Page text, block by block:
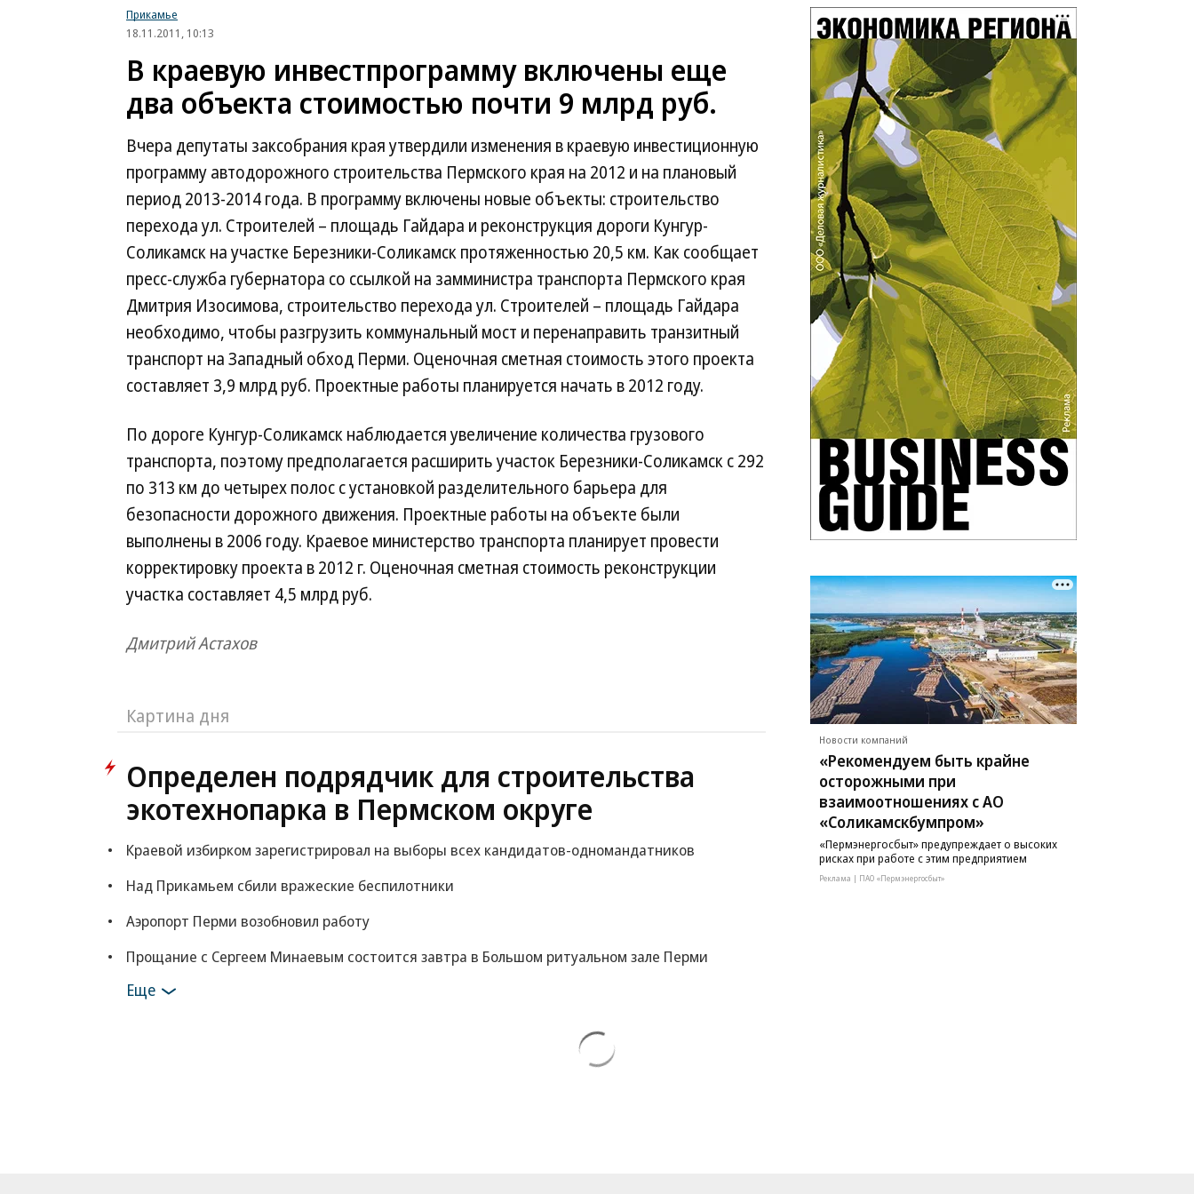
Прикамье
18.11.2011, 10:13
В краевую инвестпрограмму включены еще
два объекта стоимостью почти 9 млрд руб.
Вчера депутаты заксобрания края утвердили изменения в краевую инвестиционную
программу автодорожного строительства Пермского края на 2012 и на плановый
период 2013-2014 года. В программу включены новые объекты: строительство
перехода ул. Строителей – площадь Гайдара и реконструкция дороги Кунгур-
Соликамск на участке Березники-Соликамск протяженностью 20,5 км. Как сообщает
пресс-служба губернатора со ссылкой на замминистра транспорта Пермского края
Дмитрия Изосимова, строительство перехода ул. Строителей – площадь Гайдара
необходимо, чтобы разгрузить коммунальный мост и перенаправить транзитный
транспорт на Западный обход Перми. Оценочная сметная стоимость этого проекта
составляет 3,9 млрд руб. Проектные работы планируется начать в 2012 году.
По дороге Кунгур-Соликамск наблюдается увеличение количества грузового
транспорта, поэтому предполагается расширить участок Березники-Соликамск с 292
по 313 км до четырех полос с установкой разделительного барьера для
безопасности дорожного движения. Проектные работы на объекте были
выполнены в 2006 году. Краевое министерство транспорта планирует провести
корректировку проекта в 2012 г. Оценочная сметная стоимость реконструкции
участка составляет 4,5 млрд руб.
Дмитрий Астахов
Картина дня
Определен подрядчик для строительства
экотехнопарка в Пермском округе
Краевой избирком зарегистрировал на выборы всех кандидатов-одномандатников
Над Прикамьем сбили вражеские беспилотники
Аэропорт Перми возобновил работу
Прощание с Сергеем Минаевым состоится завтра в Большом ритуальном зале Перми
Еще
Новости компаний
«Рекомендуем быть крайне
осторожными при
взаимоотношениях с АО
«Соликамскбумпром»
«Пермэнергосбыт» предупреждает о высоких
рисках при работе с этим предприятием
Реклама | ПАО «Пермэнергосбыт»